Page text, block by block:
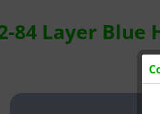
84 Layer Blue